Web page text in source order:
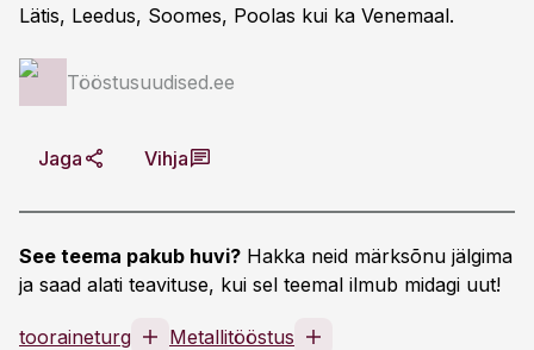
Lätis, Leedus, Soomes, Poolas kui ka Venemaal.
Tööstusuudised.ee
Jaga Vihja
See teema pakub huvi? Hakka neid märksõnu jälgima
ja saad alati teavituse, kui sel teemal ilmub midagi uut!
tooraineturg Metallitööstus